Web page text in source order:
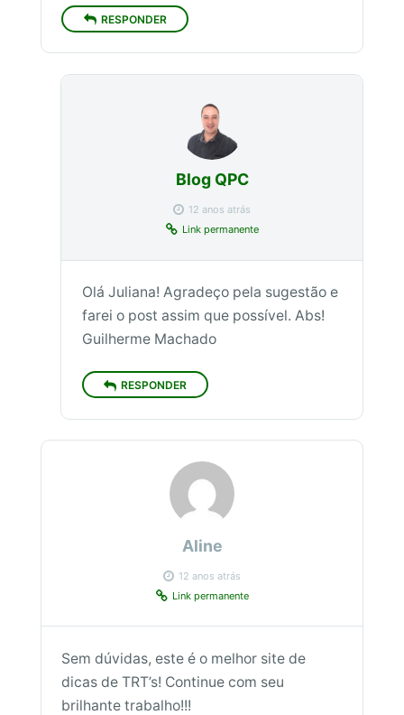
RESPONDER
Blog QPC
12 anos atrás
Link permanente
Olá Juliana! Agradeço pela sugestão e
farei o post assim que possível. Abs!
Guilherme Machado
RESPONDER
Aline
12 anos atrás
Link permanente
Sem dúvidas, este é o melhor site de
dicas de TRT’s! Continue com seu
brilhante trabalho!!!